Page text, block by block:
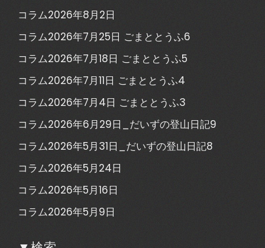
コラム2026年8月2日
コラム2026年7月25日 ごまととうふ6
コラム2026年7月18日 ごまととうふ5
コラム2026年7月11日 ごまととうふ4
コラム2026年7月4日 ごまととうふ3
コラム2026年6月29日_だいずの登山日記9
コラム2026年5月31日_だいずの登山日記8
コラム2026年5月24日
コラム2026年5月16日
コラム2026年5月9日